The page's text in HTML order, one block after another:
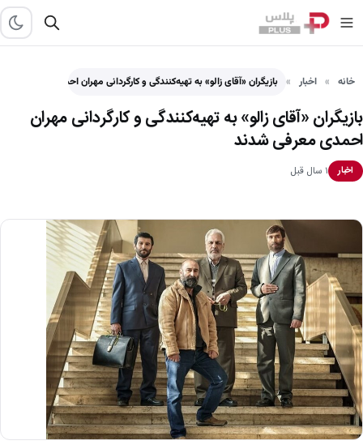
خانه اخبار بازیگران «آقای زالو» به تهیه‌کنندگی و کارگردانی مهران احمدی معرفی…
بازیگران «آقای زالو» به تهیه‌کنندگی و کارگردانی مهران
احمدی معرفی شدند
اخبار ۱ سال قبل